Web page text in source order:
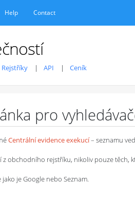
Help Contact
Rejstříky API Ceník
pro
Centrální evidence exekucí– seznamu
z obchodního rejstříku, nikoliv pouze
je Google nebo Seznam.